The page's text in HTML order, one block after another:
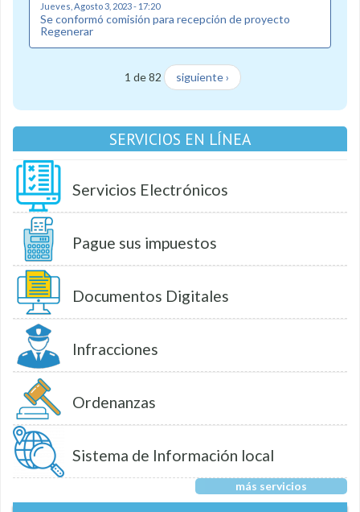
Jueves, Agosto 3, 2023 - 17:20
Se conformó comisión para recepción de proyecto
Regenerar
1 de 82 siguiente ›
SERVICIOS EN LÍNEA
Servicios Electrónicos
Pague sus impuestos
Documentos Digitales
Infracciones
Ordenanzas
Sistema de Información local
más servicios